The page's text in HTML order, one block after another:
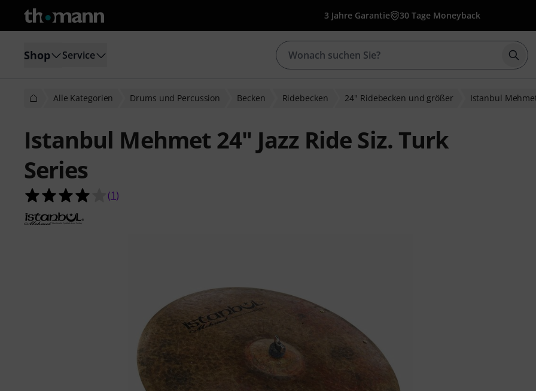
3 Jahre Garantie 30 Tage Moneyback
Shop Service
Alle Kategorien Drums und Percussion Becken Ridebecken 24" Ridebecken und größer Istanbul
Istanbul Mehmet 24" Jazz Ride Siz. Turk
Series
4.0 von 5 Sternen aus 1 Kundenbewertungen
(1)